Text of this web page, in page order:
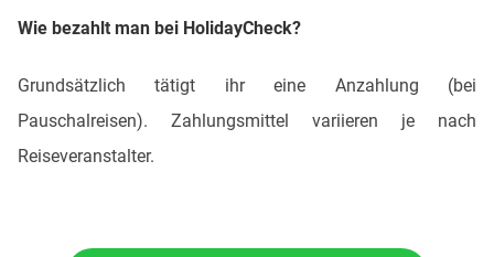
Wie bezahlt man bei HolidayCheck?
Grundsätzlich tätigt ihr eine Anzahlung (bei
Pauschalreisen). Zahlungsmittel variieren je nach
Reiseveranstalter.